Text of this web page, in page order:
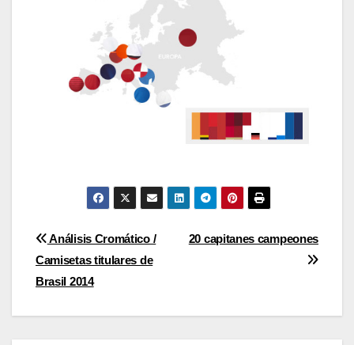
Post
navigation
20 capitanes campeones
Análisis Cromático /
Camisetas titulares de
Brasil 2014